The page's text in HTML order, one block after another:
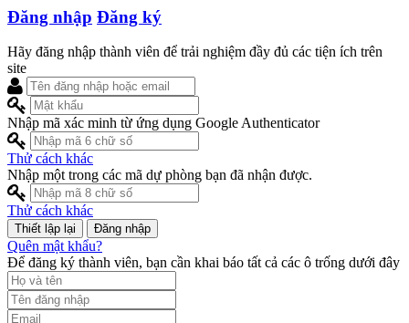
Đăng nhập Đăng ký
Hãy đăng nhập thành viên để trải nghiệm đầy đủ các tiện ích trên
site
Nhập mã xác minh từ ứng dụng Google Authenticator
Thử cách khác
Nhập một trong các mã dự phòng bạn đã nhận được.
Thử cách khác
Đăng nhập
Quên mật khẩu?
Để đăng ký thành viên, bạn cần khai báo tất cả các ô trống dưới đây